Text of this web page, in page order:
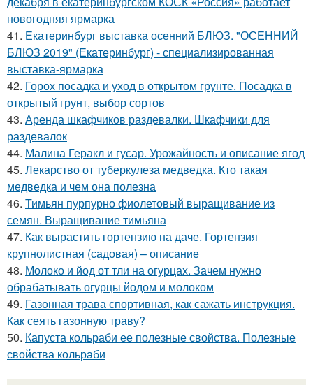
новогодняя ярмарка
41. Екатеринбург выставка осенний БЛЮЗ. "ОСЕННИЙ
БЛЮЗ 2019" (Екатеринбург) - специализированная
выставка-ярмарка
42. Горох посадка и уход в открытом грунте. Посадка в
открытый грунт, выбор сортов
43. Аренда шкафчиков раздевалки. Шкафчики для
раздевалок
44. Малина Геракл и гусар. Урожайность и описание ягод
45. Лекарство от туберкулеза медведка. Кто такая
медведка и чем она полезна
46. Тимьян пурпурно фиолетовый выращивание из
семян. Выращивание тимьяна
47. Как вырастить гортензию на даче. Гортензия
крупнолистная (садовая) – описание
48. Молоко и йод от тли на огурцах. Зачем нужно
обрабатывать огурцы йодом и молоком
49. Газонная трава спортивная, как сажать инструкция.
Как сеять газонную траву?
50. Капуста кольраби ее полезные свойства. Полезные
свойства кольраби